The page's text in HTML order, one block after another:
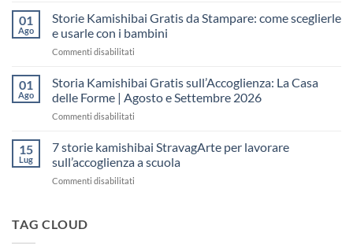
il
“fare
una
lezione
Kamishibai
per
dell’Accoglienza:
Giorni
01
Ago
Storie Kamishibai Gratis da Stampare: come sceglierle
e usarle con i bambini
Commenti disabilitati
Kamishibai
da
sceglierle
01
Ago
Storia Kamishibai Gratis sull’Accoglienza: La Casa
delle Forme | Agosto e Settembre 2026
Commenti disabilitati
Kamishibai
sull’Accoglienza:
15
Lug
7 storie kamishibai StravagArte per lavorare
sull’accoglienza a scuola
Commenti disabilitati
TAG CLOUD